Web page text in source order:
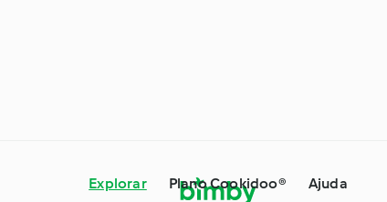
Explorar Plano Cookidoo® Ajuda